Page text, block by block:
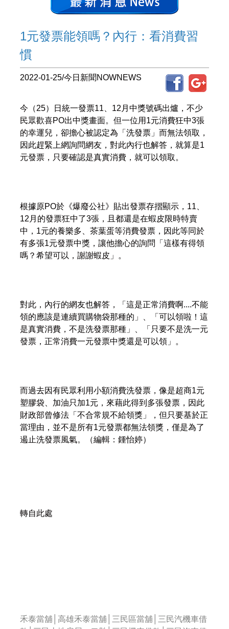
1元發票能領嗎？內行：看消費習
慣
2022-01-25/今日新聞NOWNEWS
今（25）日統一發票11、12月中獎號碼出爐，不少
民眾歡喜PO出中獎畫面。但一位用1元消費狂中3張
的幸運兒，卻擔心被認定為「洗發票」而無法領取，
因此趕緊上網詢問網友，對此內行也解答，就算是1
元發票，只要確認是真實消費，就可以領取。
根據原PO於《爆廢公社》貼出發票存摺顯示，11、
12月的發票狂中了3張，且都還是在蝦皮限時特賣
中，1元的養樂多、茶葉蛋等消費發票，因此等同於
有多張1元發票中獎，讓他擔心的詢問「這樣有得領
嗎？希望可以，謝謝蝦皮」。
對此，內行的網友也解答，「這是正常消費啊....不能
領的應該是連續買購物袋那種的」、「可以領啦！這
是真實消費，不是洗發票那種」、「只要不是洗一元
發票，正常消費一元發票中獎還是可以領」。
而過去因有民眾利用小額消費洗發票，像是超商1元
塑膠袋、加油只加1元，來藉此得到多張發票，因此
財政部曾修法「不合常規不給領獎」，但只要基於正
當理由，並不是所有1元發票都無法領獎，僅是為了
遏止洗發票風氣。（編輯：鍾怡婷）
轉自此處
禾泰當舖│高雄禾泰當舖│三民區當舖│三民汽機車借